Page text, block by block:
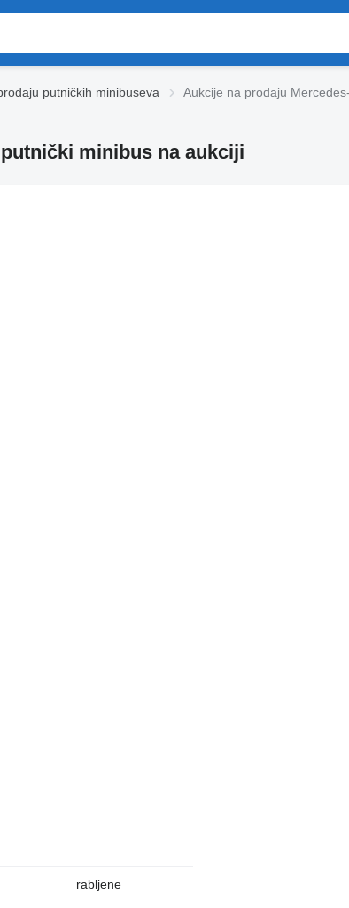
putničkih minibuseva Aukcije na prodaju
minibus na aukciji
rabljene